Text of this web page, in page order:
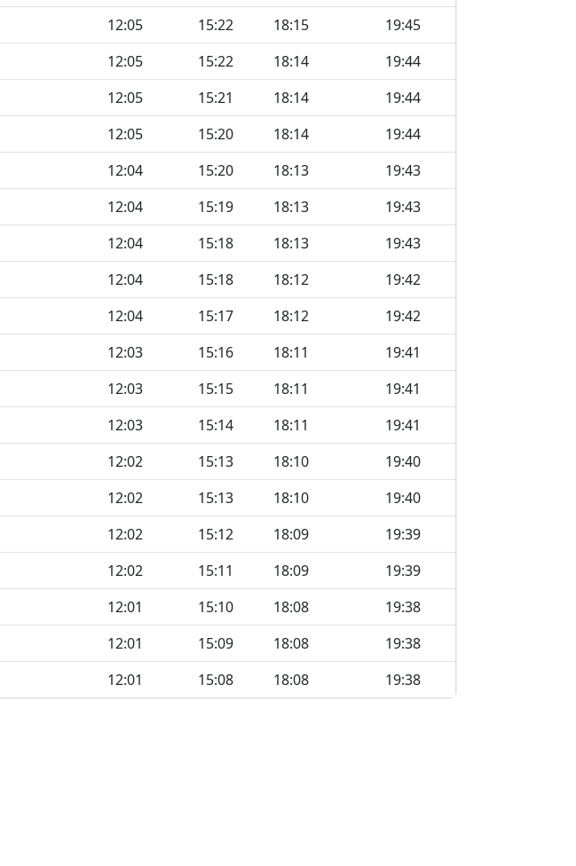
12:05 15:22 18:15
19:45
12:05 15:22 18:14
19:44
12:05 15:21 18:14
19:44
12:05 15:20 18:14
19:44
12:04 15:20 18:13
19:43
12:04 15:19 18:13
19:43
12:04 15:18 18:13
19:43
12:04 15:18 18:12
19:42
12:04 15:17 18:12
19:42
12:03 15:16 18:11
19:41
12:03 15:15 18:11
19:41
12:03 15:14 18:11
19:41
12:02 15:13 18:10
19:40
12:02 15:13 18:10
19:40
12:02 15:12 18:09
19:39
12:02 15:11 18:09
19:39
12:01 15:10 18:08
19:38
12:01 15:09 18:08
19:38
12:01 15:08 18:08 19:38